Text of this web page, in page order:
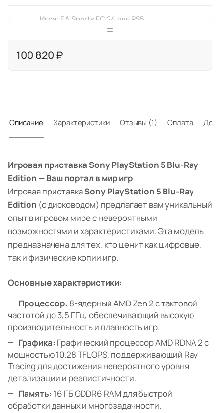
Игра: EA Sports FC 24 для PS5
(диск, русская озвучка)
100 820 ₽
Описание Характеристики Отзывы (1) Оплата
Игровая приставка Sony PlayStation 5 Blu-Ray
Edition — Ваш портал в мир игр
Игровая приставкаSony PlayStation 5 Blu-Ray
Edition (с дисководом) предлагает вам уникальный
опыт в игровом мире с невероятными
возможностями и характеристиками. Эта модель
предназначена для тех, кто ценит как цифровые,
так и физические копии игр.
Основные характеристики:
Процессор: 8-ядерный AMD Zen 2 с тактовой
частотой до 3,5 ГГц, обеспечивающий высокую
производительность и плавность игр.
Графика: Графический процессор AMD RDNA 2 с
мощностью 10.28 TFLOPS, поддерживающий Ray
Tracing для достижения невероятного уровня
детализации и реалистичности.
Память: 16 ГБ GDDR6 RAM для быстрой
обработки данных и многозадачности.